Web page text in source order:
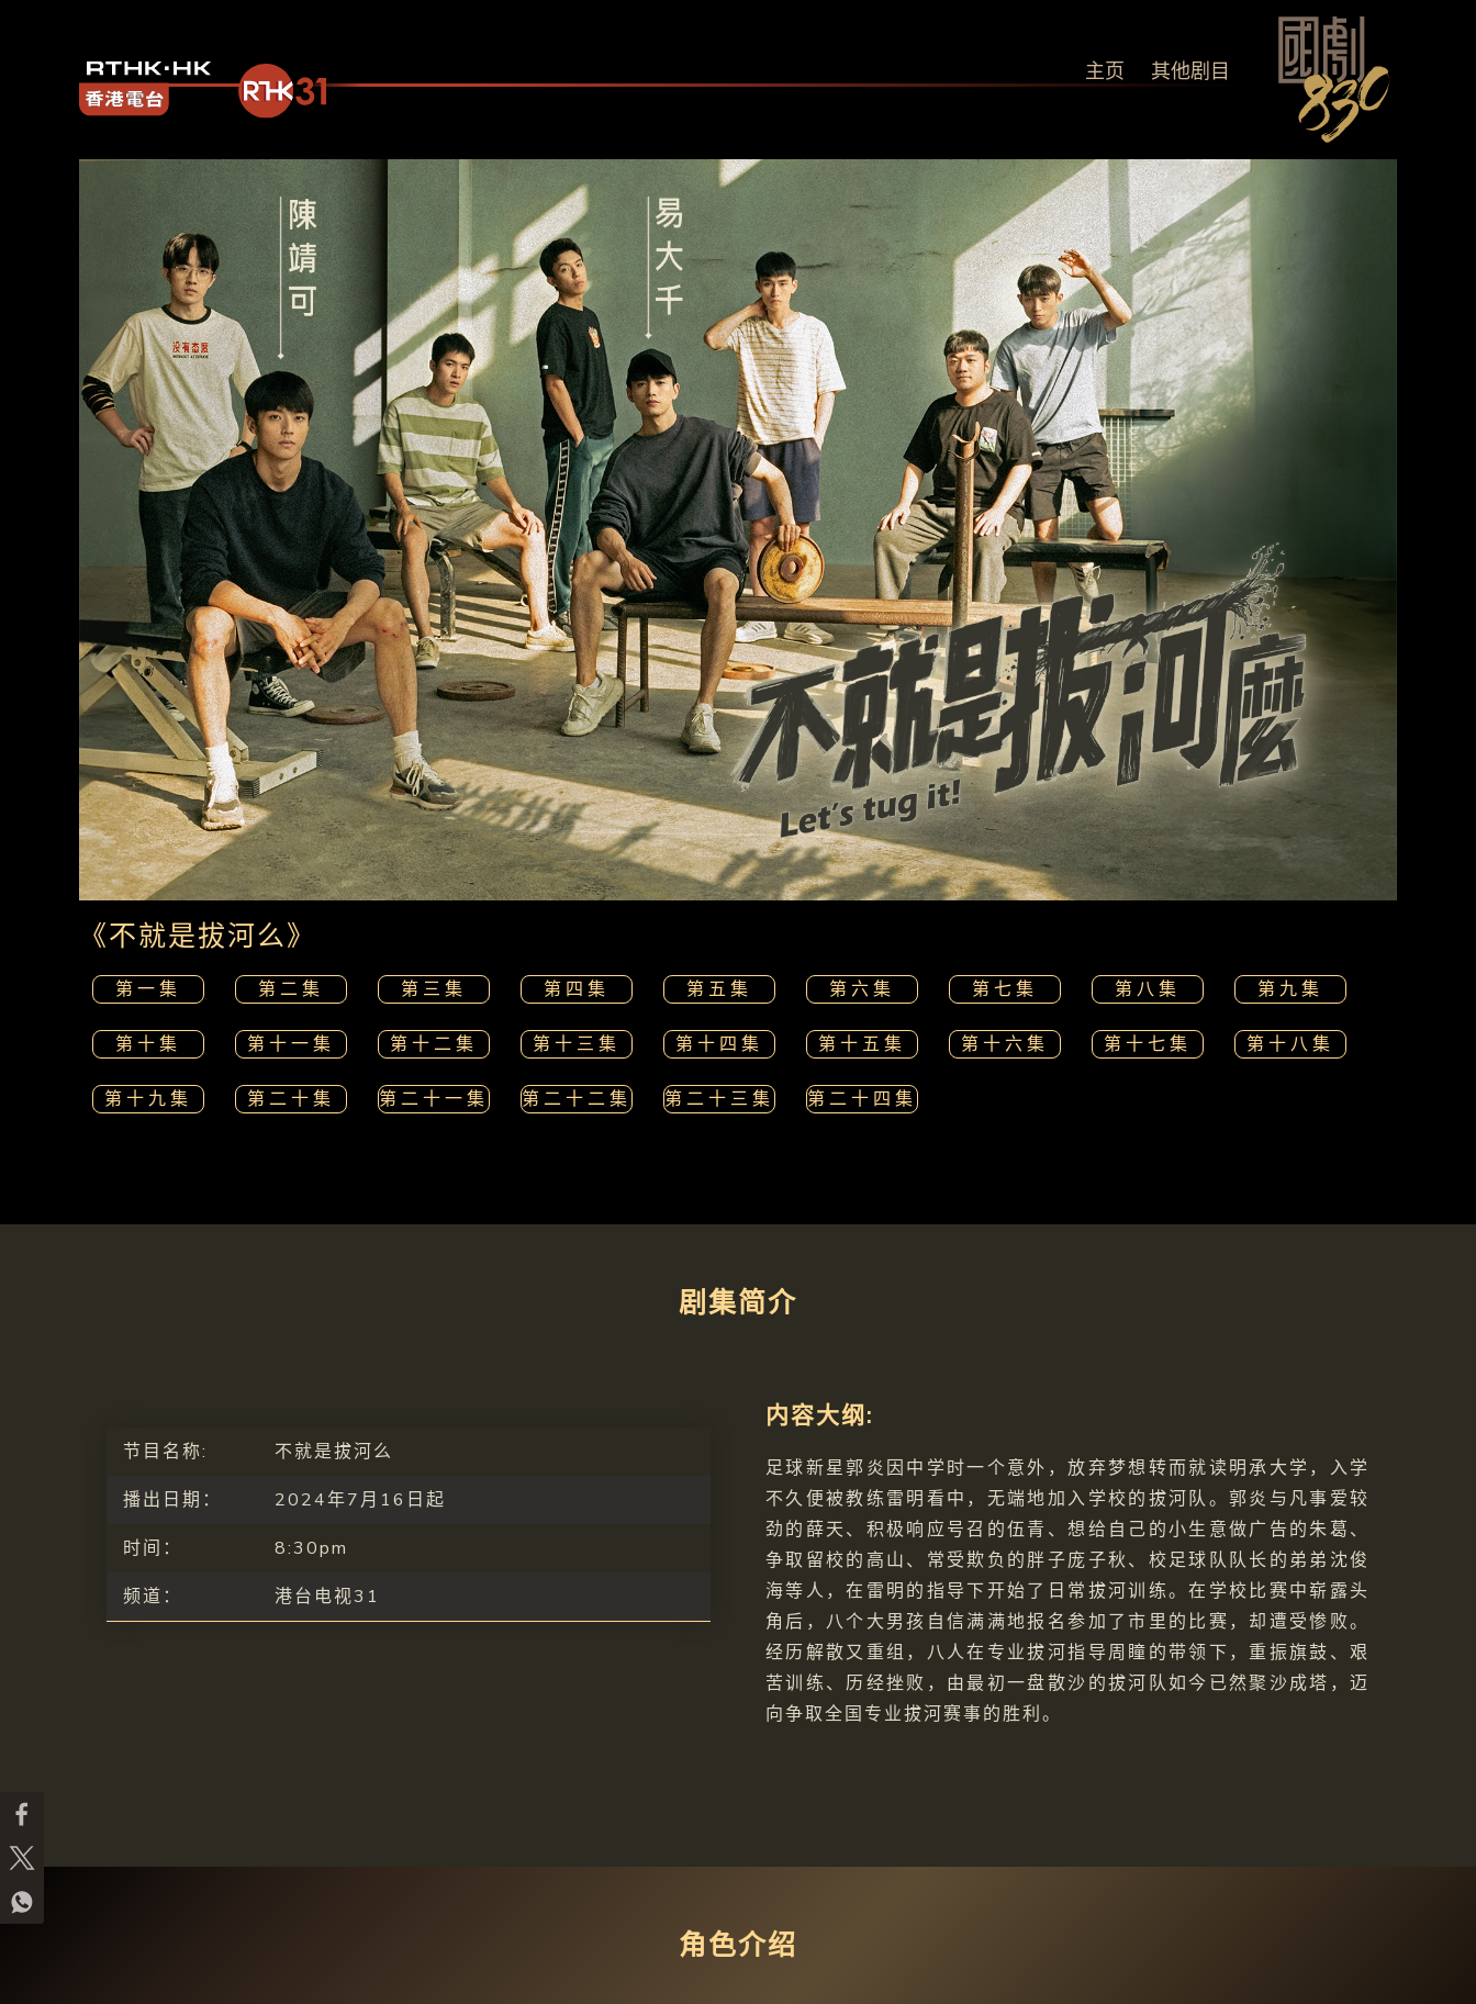
主页 其他剧目
《不就是拔河么》
第一集 第二集 第三集 第四集 第五集 第六集 第七集 第八集 第九集
第十集 第十一集 第十二集 第十三集 第十四集 第十五集 第十六集 第十七集 第十八集
第十九集 第二十集 第二十一集 第二十二集 第二十三集 第二十四集
剧集简介
节目名称:
不就是拔河么
播出日期：
2024年7月16日起
时间：
8:30pm
频道：
港台电视31
内容大纲:
足球新星郭炎因中学时一个意外，放弃梦想转而就读明承大学，入学
不久便被教练雷明看中，无端地加入学校的拔河队。郭炎与凡事爱较
劲的薛天、积极响应号召的伍青、想给自己的小生意做广告的朱葛、
争取留校的高山、常受欺负的胖子庞子秋、校足球队队长的弟弟沈俊
海等人，在雷明的指导下开始了日常拔河训练。在学校比赛中崭露头
角后，八个大男孩自信满满地报名参加了市里的比赛，却遭受惨败。
经历解散又重组，八人在专业拔河指导周瞳的带领下，重振旗鼓、艰
苦训练、历经挫败，由最初一盘散沙的拔河队如今已然聚沙成塔，迈
向争取全国专业拔河赛事的胜利。
角色介绍